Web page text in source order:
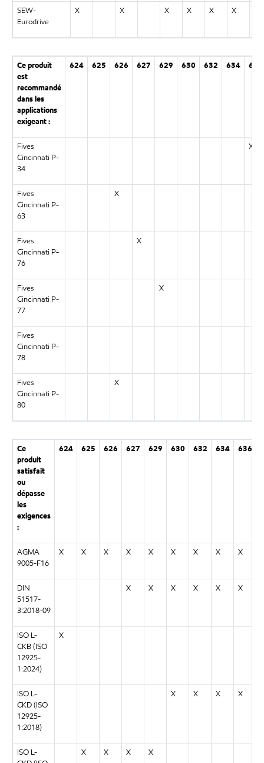
SEW-
Eurodrive
X X X X X X
Ce produit
est
recommandé
dans les
applications
exigeant :
624 625 626 627 629 630 632 634 636
Fives
Cincinnati P-
34
X
Fives
Cincinnati P-
63
X
Fives
Cincinnati P-
76
X
Fives
Cincinnati P-
77
X
Fives
Cincinnati P-
78
Fives
Cincinnati P-
80
X
Ce
produit
satisfait
ou
dépasse
les
exigences
:
624 625 626 627 629 630 632 634 636
AGMA
9005-F16
X X X X X X X X X
DIN
51517-
3:2018-09
X X X X X X
ISO L-
CKB (ISO
12925-
1:2024)
X
ISO L-
CKD (ISO
12925-
1:2018)
X X X X
ISO L-
X X X X